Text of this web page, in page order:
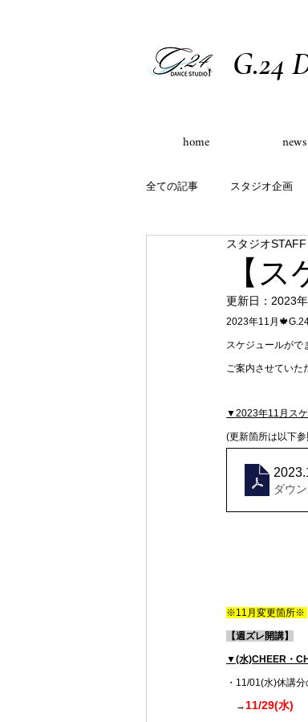
G.24
home news
全ての記事 スタジオ企画
イベント出演実績 定
【
スタジオSTAFF
更新日： 2023
2023年11月
スケジュールがで
ご案内させていた
▼2023年11月ス
(更新箇所は以下
ダウ
※11月変更箇所※
【週ズレ開講】
▼(水)CHEER・
・11/01(水)休講
→ 11/29(水)